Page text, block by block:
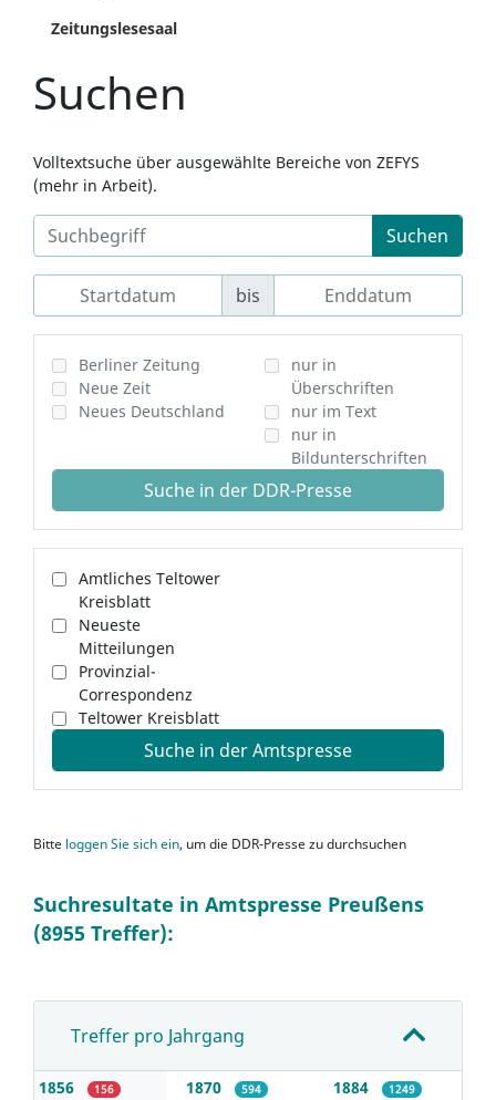
Zeitungslesesaal
Suchen
Volltextsuche über ausgewählte Bereiche von ZEFYS
(mehr in Arbeit).
Suchen
bis
Berliner Zeitung
Neue Zeit
Neues Deutschland
nur in
Überschriften
nur im Text
nur in
Bildunterschriften
Suche in der DDR-Presse
Amtliches Teltower
Kreisblatt
Neueste
Mitteilungen
Provinzial-
Correspondenz
Teltower Kreisblatt
Suche in der Amtspresse
Bitte loggen Sie sich ein, um die DDR-Presse zu durchsuchen
Suchresultate in Amtspresse Preußens
(8955 Treffer):
Treffer pro Jahrgang
1856 156 1870 594 1884 1249